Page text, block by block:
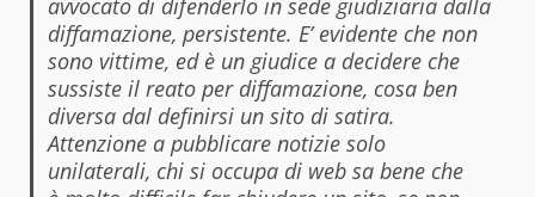
diffamazione, persistente. E’ evidente che non
sono vittime, ed è un giudice a decidere che
sussiste il reato per diffamazione, cosa ben
diversa dal definirsi un sito di satira.
Attenzione a pubblicare notizie solo
unilaterali, chi si occupa di web sa bene che